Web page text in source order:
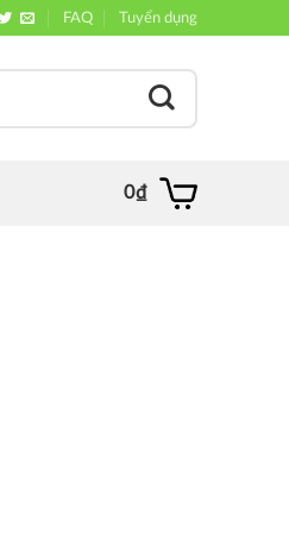
FAQ Tuyển dụng
0₫